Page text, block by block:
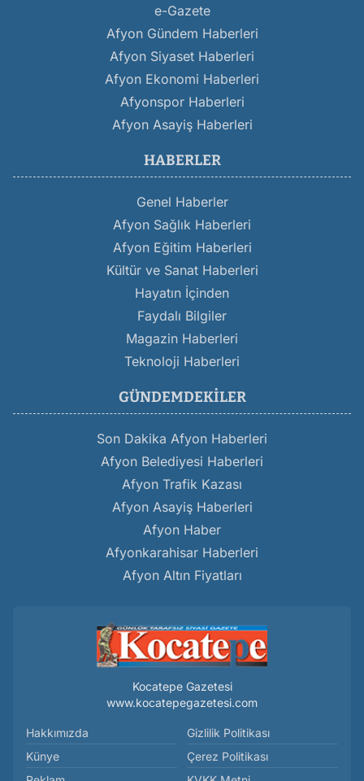
e-Gazete
Afyon Gündem Haberleri
Afyon Siyaset Haberleri
Afyon Ekonomi Haberleri
Afyonspor Haberleri
Afyon Asayiş Haberleri
HABERLER
Genel Haberler
Afyon Sağlık Haberleri
Afyon Eğitim Haberleri
Kültür ve Sanat Haberleri
Hayatın İçinden
Faydalı Bilgiler
Magazin Haberleri
Teknoloji Haberleri
GÜNDEMDEKILER
Son Dakika Afyon Haberleri
Afyon Belediyesi Haberleri
Afyon Trafik Kazası
Afyon Asayiş Haberleri
Afyon Haber
Afyonkarahisar Haberleri
Afyon Altın Fiyatları
Kocatepe Gazetesi
www.kocatepegazetesi.com
Hakkımızda
Künye
Gizlilik Politikası
Çerez Politikası